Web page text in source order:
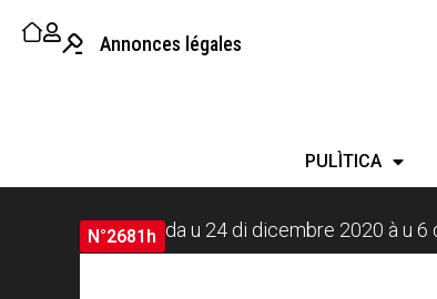
Annonces légales
PULÌTICA
N°2681h da u 24 di dicembre 2020 à u 6